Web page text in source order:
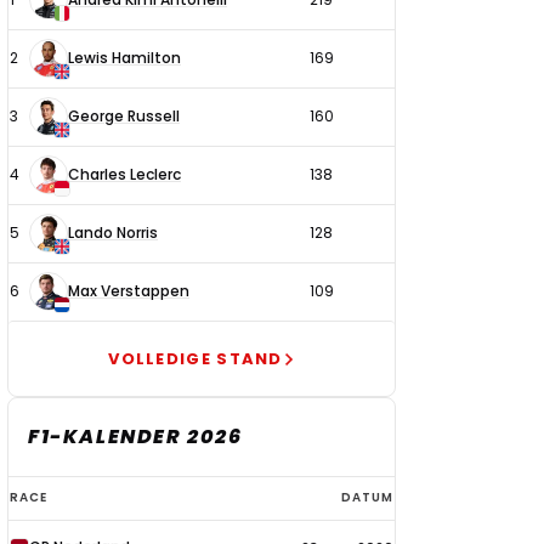
coureurs
2 Lewis Hamilton 169
3 George Russell 160
4 Charles Leclerc 138
5 Lando Norris 128
6 Max Verstappen 109
VOLLEDIGE STAND
F1-KALENDER 2026
F1-
kalender
RACE DATUM